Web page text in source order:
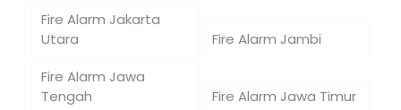
Fire Alarm Jakarta
Utara
Fire Alarm Jambi
Fire Alarm Jawa
Tengah
Fire Alarm Jawa Timur